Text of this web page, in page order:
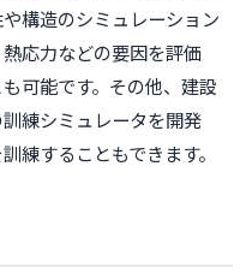
構造のシミュレーション
応力などの要因を評価
可能です。その他、建設
練シミュレータを開発
練することもできます。